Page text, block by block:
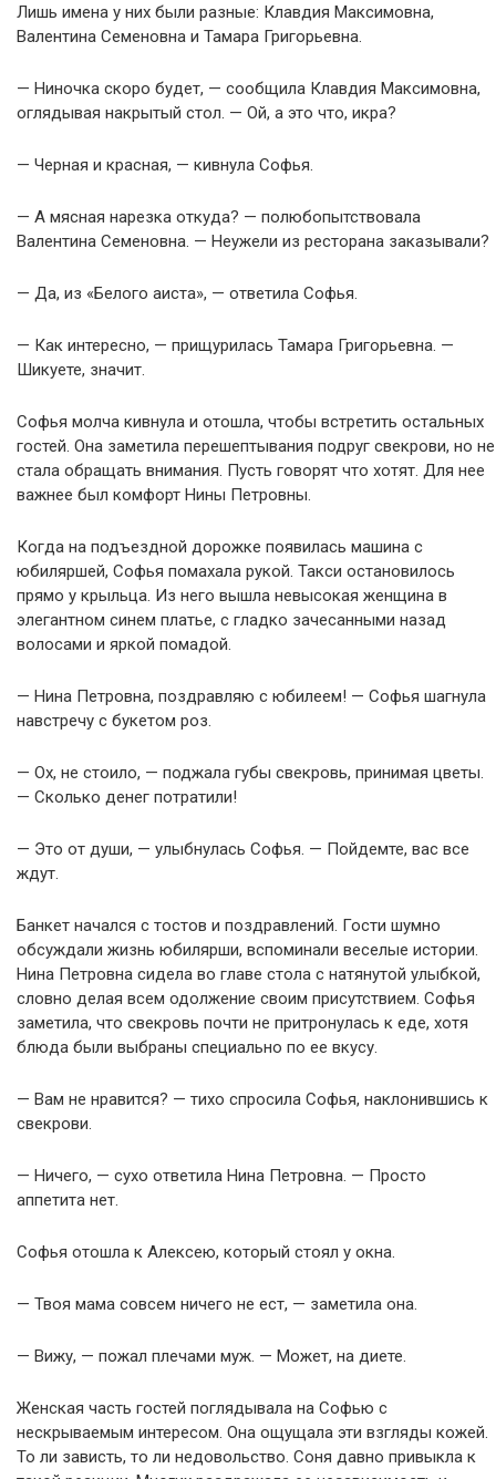
Лишь имена у них были разные: Клавдия Максимовна,
Валентина Семеновна и Тамара Григорьевна.
— Ниночка скоро будет, — сообщила Клавдия Максимовна,
оглядывая накрытый стол. — Ой, а это что, икра?
— Черная и красная, — кивнула Софья.
— А мясная нарезка откуда? — полюбопытствовала
Валентина Семеновна. — Неужели из ресторана заказывали?
— Да, из «Белого аиста», — ответила Софья.
— Как интересно, — прищурилась Тамара Григорьевна. —
Шикуете, значит.
Софья молча кивнула и отошла, чтобы встретить остальных
гостей. Она заметила перешептывания подруг свекрови, но не
стала обращать внимания. Пусть говорят что хотят. Для нее
важнее был комфорт Нины Петровны.
Когда на подъездной дорожке появилась машина с
юбиляршей, Софья помахала рукой. Такси остановилось
прямо у крыльца. Из него вышла невысокая женщина в
элегантном синем платье, с гладко зачесанными назад
волосами и яркой помадой.
— Нина Петровна, поздравляю с юбилеем! — Софья шагнула
навстречу с букетом роз.
— Ох, не стоило, — поджала губы свекровь, принимая цветы.
— Сколько денег потратили!
— Это от души, — улыбнулась Софья. — Пойдемте, вас все
ждут.
Банкет начался с тостов и поздравлений. Гости шумно
обсуждали жизнь юбилярши, вспоминали веселые истории.
Нина Петровна сидела во главе стола с натянутой улыбкой,
словно делая всем одолжение своим присутствием. Софья
заметила, что свекровь почти не притронулась к еде, хотя
блюда были выбраны специально по ее вкусу.
— Вам не нравится? — тихо спросила Софья, наклонившись к
свекрови.
— Ничего, — сухо ответила Нина Петровна. — Просто
аппетита нет.
Софья отошла к Алексею, который стоял у окна.
— Твоя мама совсем ничего не ест, — заметила она.
— Вижу, — пожал плечами муж. — Может, на диете.
Женская часть гостей поглядывала на Софью с
нескрываемым интересом. Она ощущала эти взгляды кожей.
То ли зависть, то ли недовольство. Соня давно привыкла к